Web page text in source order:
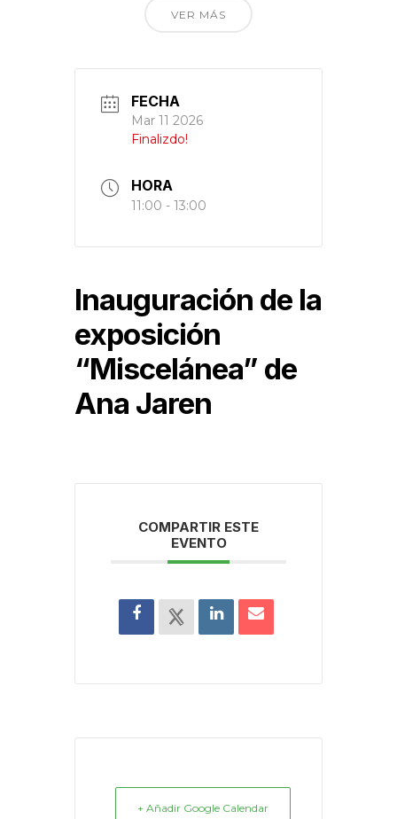
VER MÁS
FECHA
Mar 11 2026
Finalizdo!
HORA
11:00 - 13:00
Inauguración de la
exposición
“Miscelánea” de
Ana Jaren
COMPARTIR ESTE
EVENTO
+ Añadir Google Calendar